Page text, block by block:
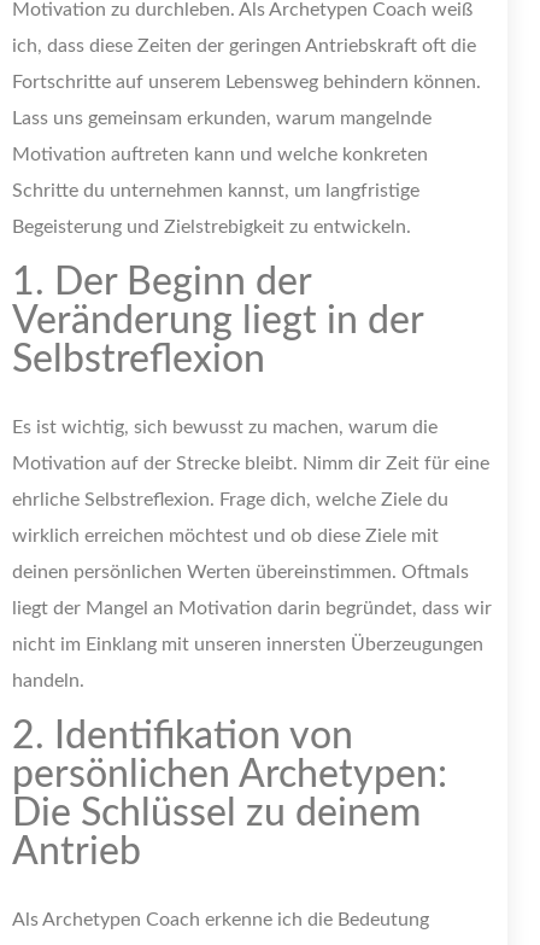
Motivation zu durchleben. Als Archetypen Coach weiß
ich, dass diese Zeiten der geringen Antriebskraft oft die
Fortschritte auf unserem Lebensweg behindern können.
Lass uns gemeinsam erkunden, warum mangelnde
Motivation auftreten kann und welche konkreten
Schritte du unternehmen kannst, um langfristige
Begeisterung und Zielstrebigkeit zu entwickeln.
1. Der Beginn der
Veränderung liegt in der
Selbstreflexion
Es ist wichtig, sich bewusst zu machen, warum die
Motivation auf der Strecke bleibt. Nimm dir Zeit für eine
ehrliche Selbstreflexion. Frage dich, welche Ziele du
wirklich erreichen möchtest und ob diese Ziele mit
deinen persönlichen Werten übereinstimmen. Oftmals
liegt der Mangel an Motivation darin begründet, dass wir
nicht im Einklang mit unseren innersten Überzeugungen
handeln.
2. Identifikation von
persönlichen Archetypen:
Die Schlüssel zu deinem
Antrieb
Als Archetypen Coach erkenne ich die Bedeutung